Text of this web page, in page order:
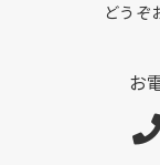
どうぞ
お